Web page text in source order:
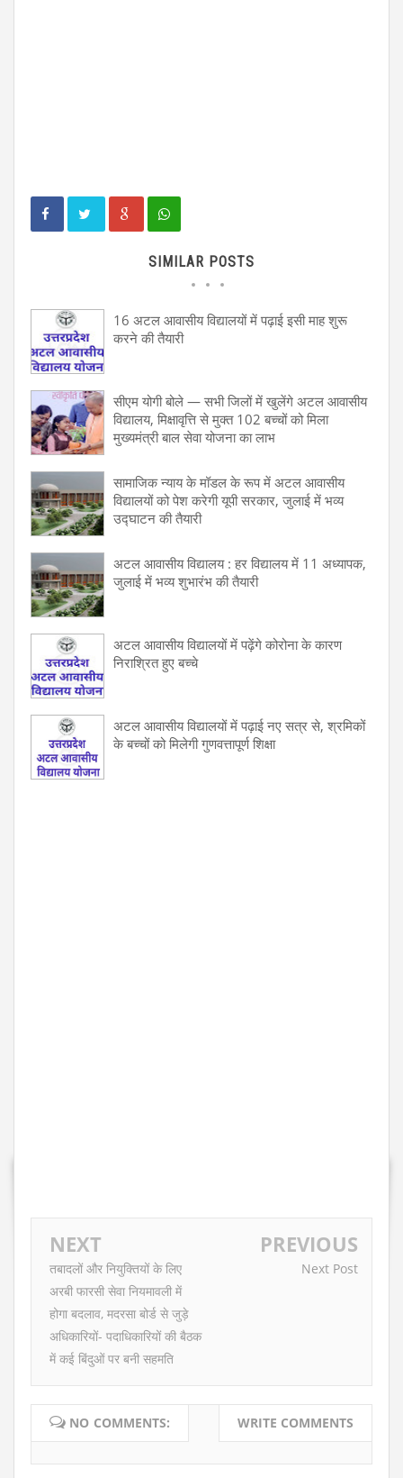
SIMILAR POSTS
16 अटल आवासीय विद्यालयों में पढ़ाई इसी माह शुरू
करने की तैयारी
सीएम योगी बोले — सभी जिलों में खुलेंगे अटल आवासीय
विद्यालय, मिक्षावृत्ति से मुक्त 102 बच्चों को मिला
मुख्यमंत्री बाल सेवा योजना का लाभ
सामाजिक न्याय के मॉडल के रूप में अटल आवासीय
विद्यालयों को पेश करेगी यूपी सरकार, जुलाई में भव्य
उद्घाटन की तैयारी
अटल आवासीय विद्यालय : हर विद्यालय में 11 अध्यापक,
जुलाई में भव्य शुभारंभ की तैयारी
अटल आवासीय विद्यालयों में पढ़ेंगे कोरोना के कारण
निराश्रित हुए बच्चे
अटल आवासीय विद्यालयों में पढ़ाई नए सत्र से, श्रमिकों
के बच्चों को मिलेगी गुणवत्तापूर्ण शिक्षा
NEXT
तबादलों और नियुक्तियों के लिए
अरबी फारसी सेवा नियमावली में
होगा बदलाव, मदरसा बोर्ड से जुड़े
अधिकारियों- पदाधिकारियों की बैठक
में कई बिंदुओं पर बनी सहमति
PREVIOUS
Next Post
NO COMMENTS: WRITE COMMENTS